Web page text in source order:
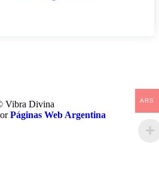
Vibra Divina
Páginas Web Argentina
ARS